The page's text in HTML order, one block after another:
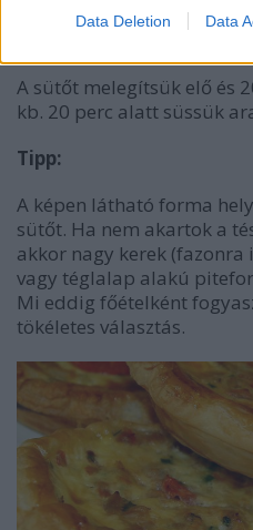
Data Deletion Data
A sütőt melegítsük elő és
kb. 20 perc alatt süssük
Tipp:
A képen látható forma
sütőt. Ha nem akartok a
akkor nagy kerek (fazonra
vagy téglalap alakú
Mi eddig főételként
tökéletes választás.